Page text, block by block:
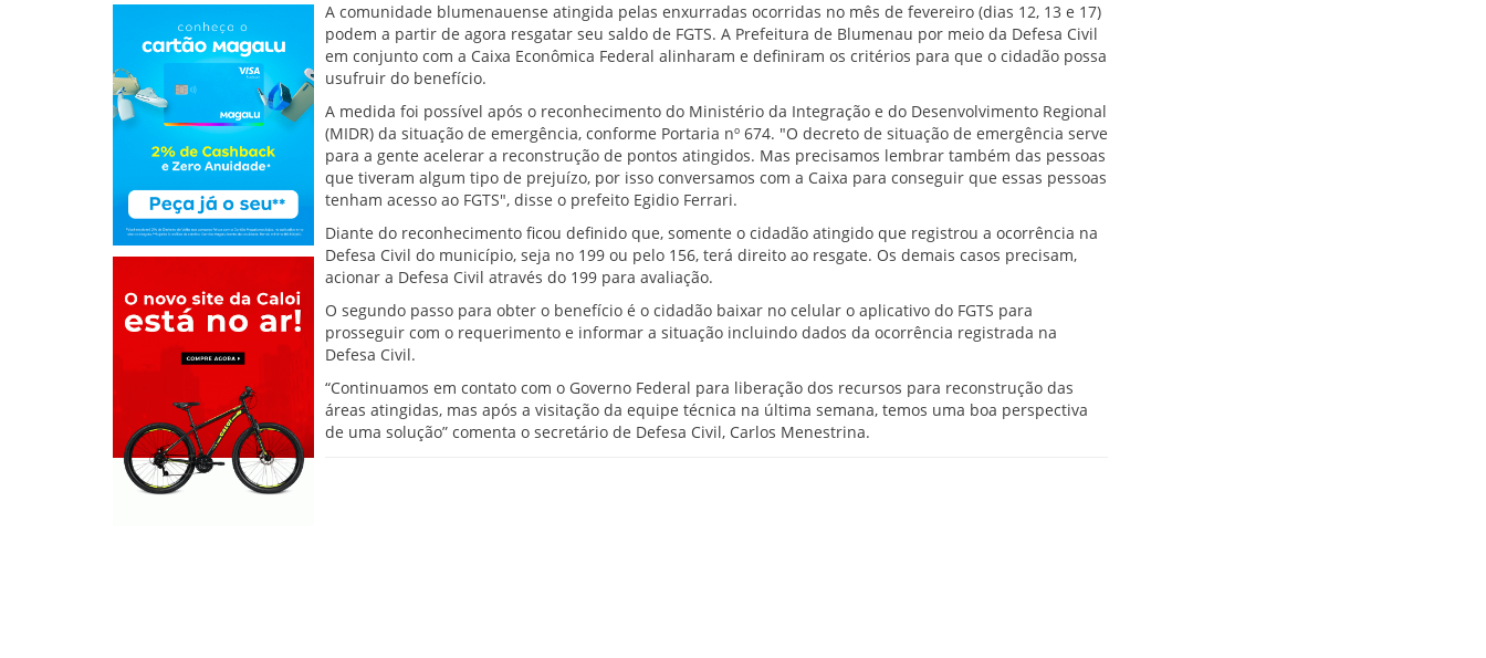
A comunidade blumenauense atingida pelas enxurradas ocorridas no mês de fevereiro (dias 12, 13 e 17)
podem a partir de agora resgatar seu saldo de FGTS. A Prefeitura de Blumenau por meio da Defesa Civil
em conjunto com a Caixa Econômica Federal alinharam e definiram os critérios para que o cidadão possa
usufruir do benefício.
A medida foi possível após o reconhecimento do Ministério da Integração e do Desenvolvimento Regional
(MIDR) da situação de emergência, conforme Portaria nº 674. "O decreto de situação de emergência serve
para a gente acelerar a reconstrução de pontos atingidos. Mas precisamos lembrar também das pessoas
que tiveram algum tipo de prejuízo, por isso conversamos com a Caixa para conseguir que essas pessoas
tenham acesso ao FGTS", disse o prefeito Egidio Ferrari.
Diante do reconhecimento ficou definido que, somente o cidadão atingido que registrou a ocorrência na
Defesa Civil do município, seja no 199 ou pelo 156, terá direito ao resgate. Os demais casos precisam,
acionar a Defesa Civil através do 199 para avaliação.
O segundo passo para obter o benefício é o cidadão baixar no celular o aplicativo do FGTS para
prosseguir com o requerimento e informar a situação incluindo dados da ocorrência registrada na
Defesa Civil.
“Continuamos em contato com o Governo Federal para liberação dos recursos para reconstrução das
áreas atingidas, mas após a visitação da equipe técnica na última semana, temos uma boa perspectiva
de uma solução” comenta o secretário de Defesa Civil, Carlos Menestrina.